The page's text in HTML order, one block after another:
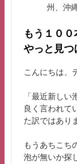
州、沖
もう１０
やっと見つ
こんにちは、
「最近新し
良く言われて
た訳ではあり
もうあちこち
泡が無いか探